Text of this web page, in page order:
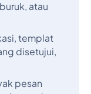
atau
templat
disetujui,
pesan